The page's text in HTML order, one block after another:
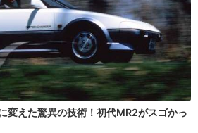
変えた驚異の技術！初代MR2がスゴかっ